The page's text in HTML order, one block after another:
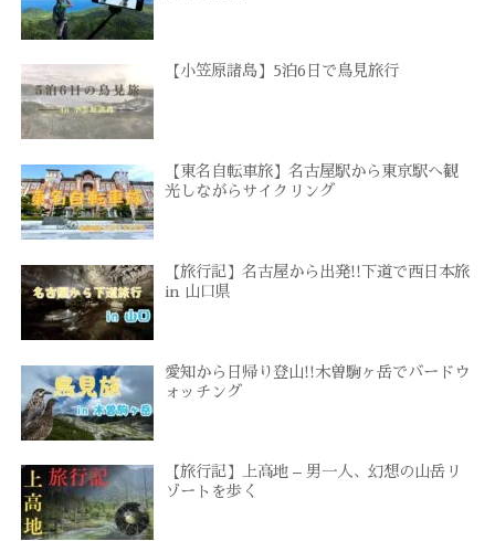
【小笠原諸島】5泊6日で鳥見旅行
【東名自転車旅】名古屋駅から東京駅へ観
光しながらサイクリング
【旅行記】名古屋から出発!!下道で西日本旅
in 山口県
愛知から日帰り登山!!木曽駒ヶ岳でバードウ
ォッチング
【旅行記】上高地 – 男一人、幻想の山岳リ
ゾートを歩く